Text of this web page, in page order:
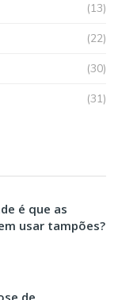
(13)
(22)
(30)
(31)
é que as
usar tampões?
de